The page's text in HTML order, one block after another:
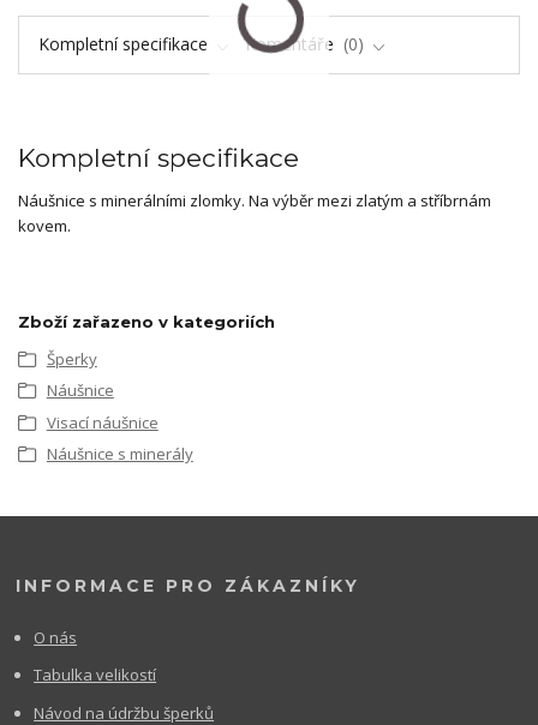
Kompletní specifikace Komentáře 0
Kompletní specifikace
Náušnice s minerálními zlomky. Na výběr mezi zlatým a stříbrnám
kovem.
Zboží zařazeno v kategoriích
Šperky
Náušnice
Visací náušnice
Náušnice s minerály
INFORMACE PRO ZÁKAZNÍKY
O nás
Tabulka velikostí
Návod na údržbu šperků